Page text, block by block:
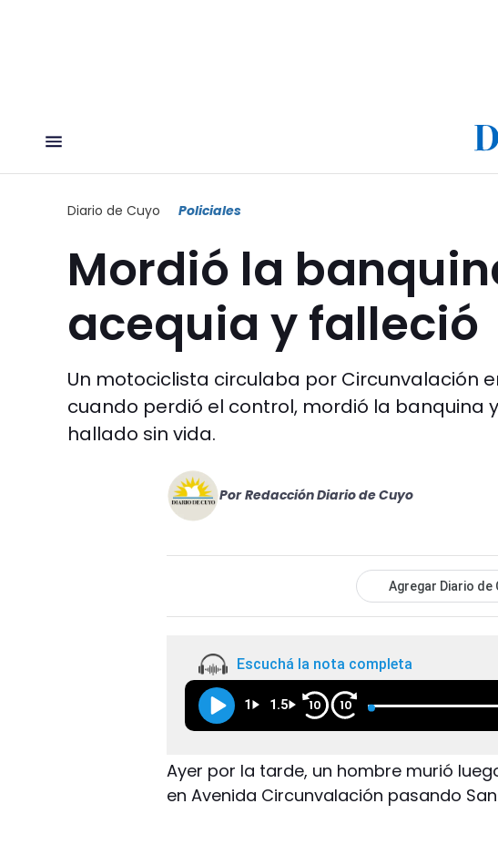
Diario de Cuyo Policiales
Mordió la
acequia y falleció
Un motociclista circulaba por Circunvalación
cuando perdió el control, mordió la banquina
hallado sin vida.
Por Redacción Diario de Cuyo
Agregar Diario de
Escuchá la nota completa
1 1.5 10 10
Ayer por la tarde, un hombre murió
en Avenida Circunvalación pasando